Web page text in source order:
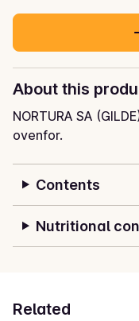
About this
NORTURA SA
ovenfor.
Contents
Nutritional
Related